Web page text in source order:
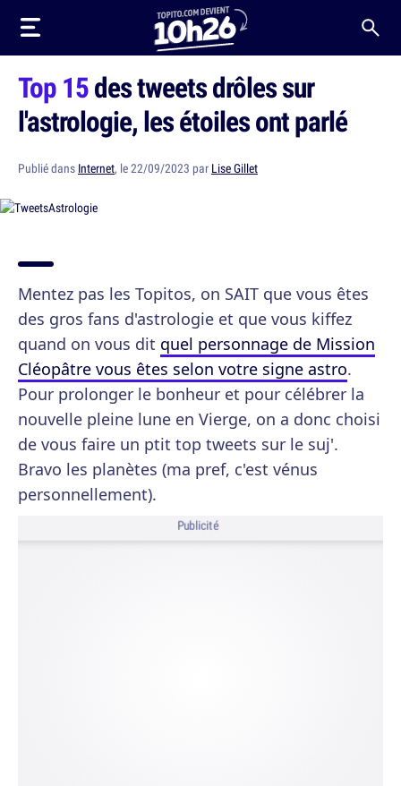
Top 15des tweets drôles sur
l'astrologie, les étoiles ont parlé
Publié dans Internet, le 22/09/2023 par Lise Gillet
Mentez pas les Topitos, on SAIT que vous êtes
des gros fans d'astrologie et que vous kiffez
quand on vous dit quel personnage de Mission
Cléopâtre vous êtes selon votre signe astro.
Pour prolonger le bonheur et pour célébrer la
nouvelle pleine lune en Vierge, on a donc choisi
de vous faire un ptit top tweets sur le suj'.
Bravo les planètes (ma pref, c'est vénus
personnellement).
Publicité